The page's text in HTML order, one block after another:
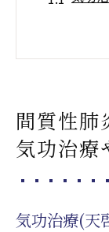
施術
ニー
ャク
間質
間質性肺
気功治療
気功治療(天